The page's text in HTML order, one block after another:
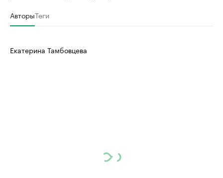
АвторыТеги
Екатерина Тамбовцева